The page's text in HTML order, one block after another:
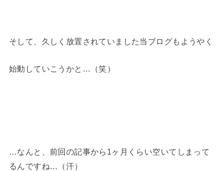
そして、久しく放置されていました当ブログもようやく
始動していこうかと…（笑）
…なんと、前回の記事から1ヶ月くらい空いてしまって
るんですね…（汗）